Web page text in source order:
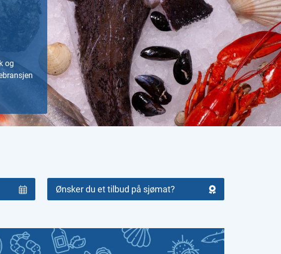
og
Ønsker du et tilbud på sjømat?